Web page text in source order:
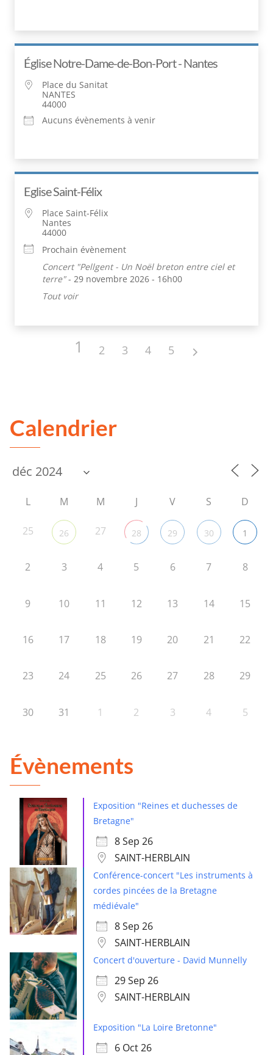
Église Notre-Dame-de-Bon-Port - Nantes
Place du Sanitat
NANTES
44000
Aucuns évènements à venir
Eglise Saint-Félix
Place Saint-Félix
Nantes
44000
Prochain évènement
Concert "Pellgent - Un Noël breton entre ciel et
terre"- 29 novembre 2026 - 16h00
Tout voir
1 2 3 4 5
Calendrier
L M M J V S D
25 26 27 28 29 30 1
2 3 4 5 6 7 8
9 10 11 12 13 14 15
16 17 18 19 20 21 22
23 24 25 26 27 28 29
30 31 1 2 3 4 5
Évènements
Exposition "Reines et duchesses de
Bretagne"
8 Sep 26
SAINT-HERBLAIN
Conférence-concert "Les instruments à
cordes pincées de la Bretagne
médiévale"
8 Sep 26
SAINT-HERBLAIN
Concert d'ouverture - David Munnelly
29 Sep 26
SAINT-HERBLAIN
Exposition "La Loire Bretonne"
6 Oct 26